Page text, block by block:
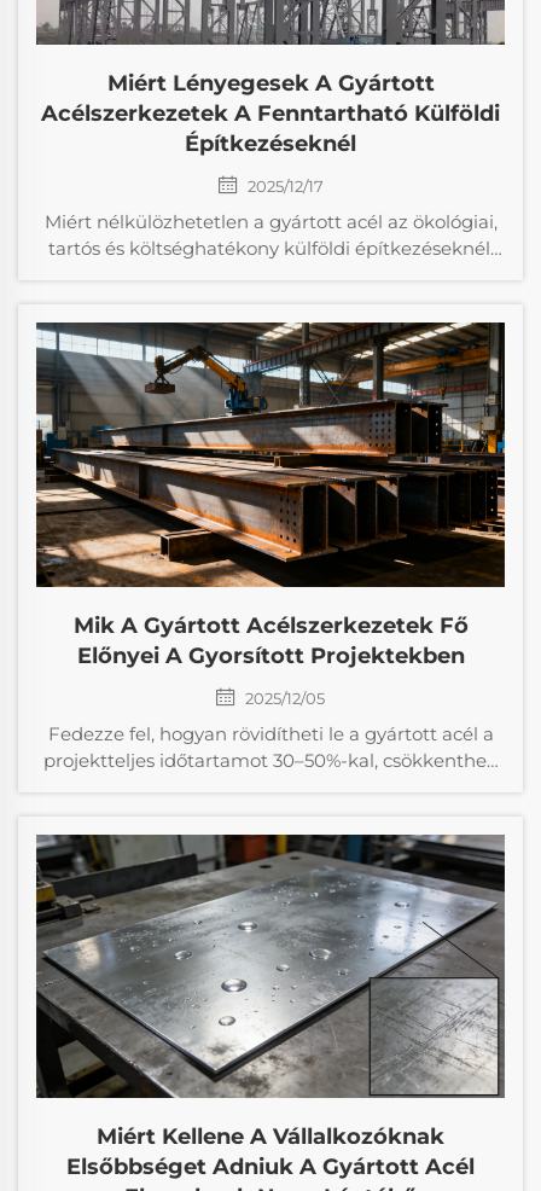
Miért Lényegesek A Gyártott
Acélszerkezetek A Fenntartható Külföldi
Építkezéseknél
2025/12/17
Miért nélkülözhetetlen a gyártott acél az ökológiai,
tartós és költséghatékony külföldi építkezéseknél.
értékelését még ma.
Mik A Gyártott Acélszerkezetek Fő
Előnyei A Gyorsított Projektekben
2025/12/05
Fedezze fel, hogyan rövidítheti le a gyártott acél a
projektteljes időtartamot 30–50%-kal, csökkentheti
tervezési rugalmasságot biztosít. Lásson valódi
megtérülést – töltse le most az útmutatót.
Miért Kellene A Vállalkozóknak
Elsőbbséget Adniuk A Gyártott Acél